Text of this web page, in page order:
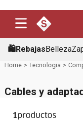
🛍️RebajasBelleza
Tecnologia
Cables y
1